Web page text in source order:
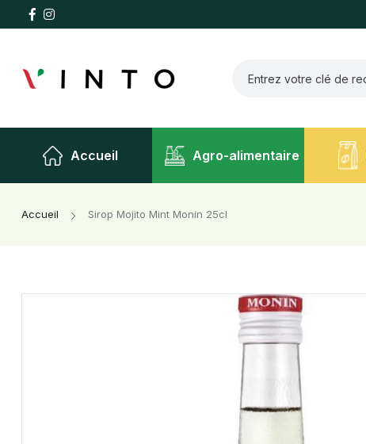
Accueil Agro-alimentaire
Accueil Sirop Mojito Mint Monin 25cl